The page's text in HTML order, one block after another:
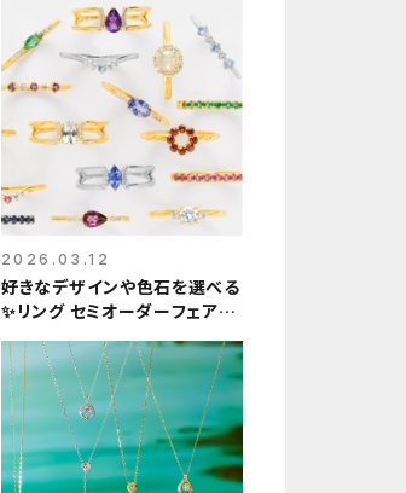
2026.03.12
好きなデザインや色石を選べる
✨リング セミオーダーフェア開
催❗️